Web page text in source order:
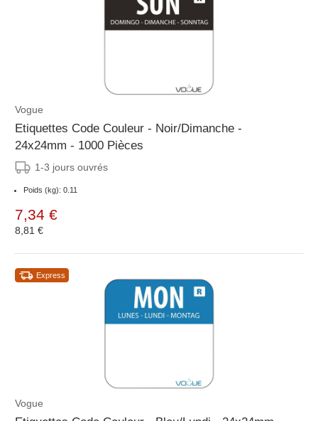
Vogue
Etiquettes Code Couleur - Noir/Dimanche -
24x24mm - 1000 Pièces
1-3 jours ouvrés
Poids (kg): 0.11
7,34 €
8,81 €
Express
Vogue